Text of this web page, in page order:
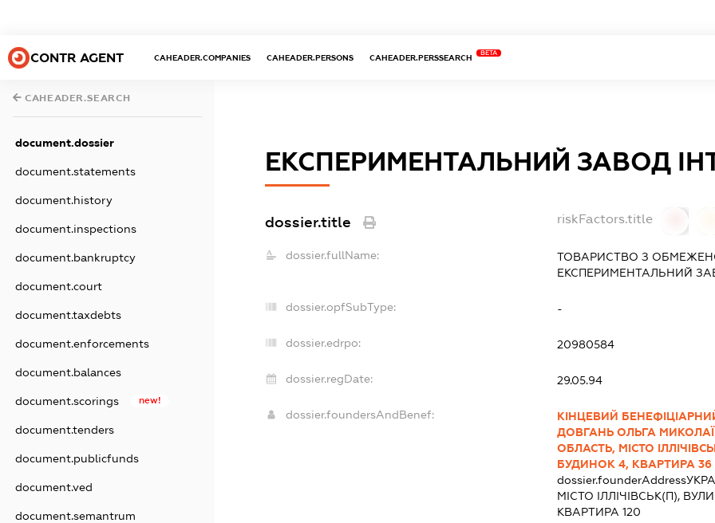
CONTR AGENT CAHEADER.COMPANIES CAHEADER.PERSONS CAHEADER.PERSSEARCH
BETA
CAHEADER.SEARCH
document.dossier
document.statements
document.history
document.inspections
document.bankruptcy
document.court
document.taxdebts
document.enforcements
document.balances
document.scorings new!
document.tenders
document.publicfunds
document.ved
document.semantrum
ЕКСПЕРИМЕНТАЛЬНИЙ ЗАВОД
dossier.title riskFactors.title
dossier.fullName:
ТОВАРИСТВО З
ЕКСПЕРИМЕНТАЛЬНИЙ
dossier.opfSubType: -
dossier.edrpo: 20980584
dossier.regDate: 29.05.94
dossier.foundersAndBenef:
КІНЦЕВИЙ
ДОВГАНЬ ОЛЬГА
ОБЛАСТЬ, МІСТО
БУДИНОК 4, КВАРТИРА 36
dossier.founderAddress
МІСТО ІЛЛІЧІВСЬК(П),
КВАРТИРА 120